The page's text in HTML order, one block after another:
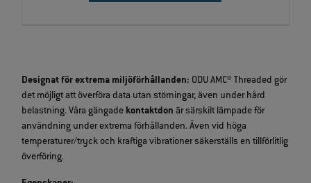
Designat för extrema miljöförhållanden: ODU AMC® Threaded gör
det möjligt att överföra data utan störningar, även under hård
belastning. Våra gängade kontaktdon är särskilt lämpade för
användning under extrema förhållanden. Även vid höga
temperaturer/tryck och kraftiga vibrationer säkerställs en tillförlitlig
överföring.